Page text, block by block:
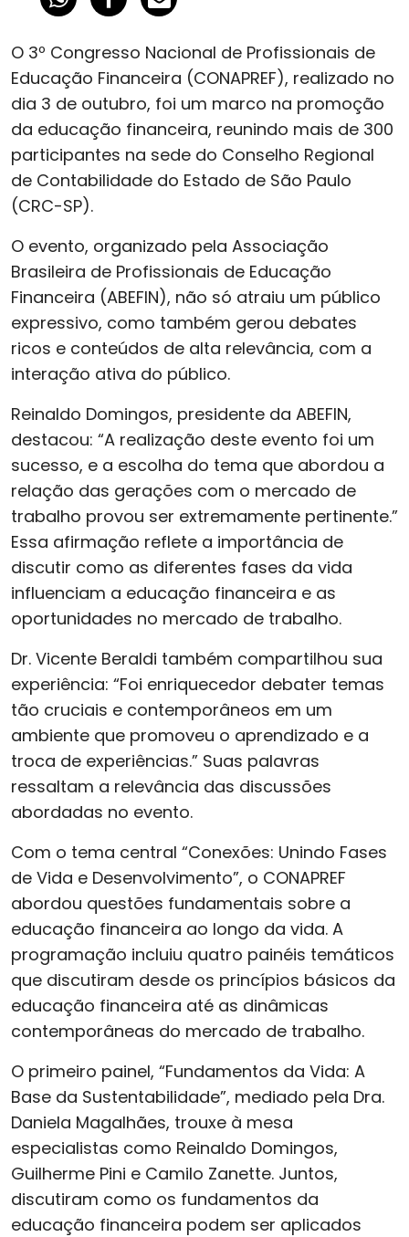
O 3º Congresso Nacional de Profissionais de
Educação Financeira (CONAPREF), realizado no
dia 3 de outubro, foi um marco na promoção
da educação financeira, reunindo mais de 300
participantes na sede do Conselho Regional
de Contabilidade do Estado de São Paulo
(CRC-SP).
O evento, organizado pela Associação
Brasileira de Profissionais de Educação
Financeira (ABEFIN), não só atraiu um público
expressivo, como também gerou debates
ricos e conteúdos de alta relevância, com a
interação ativa do público.
Reinaldo Domingos, presidente da ABEFIN,
destacou: “A realização deste evento foi um
sucesso, e a escolha do tema que abordou a
relação das gerações com o mercado de
trabalho provou ser extremamente pertinente.”
Essa afirmação reflete a importância de
discutir como as diferentes fases da vida
influenciam a educação financeira e as
oportunidades no mercado de trabalho.
Dr. Vicente Beraldi também compartilhou sua
experiência: “Foi enriquecedor debater temas
tão cruciais e contemporâneos em um
ambiente que promoveu o aprendizado e a
troca de experiências.” Suas palavras
ressaltam a relevância das discussões
abordadas no evento.
Com o tema central “Conexões: Unindo Fases
de Vida e Desenvolvimento”, o CONAPREF
abordou questões fundamentais sobre a
educação financeira ao longo da vida. A
programação incluiu quatro painéis temáticos
que discutiram desde os princípios básicos da
educação financeira até as dinâmicas
contemporâneas do mercado de trabalho.
O primeiro painel, “Fundamentos da Vida: A
Base da Sustentabilidade”, mediado pela Dra.
Daniela Magalhães, trouxe à mesa
especialistas como Reinaldo Domingos,
Guilherme Pini e Camilo Zanette. Juntos,
discutiram como os fundamentos da
educação financeira podem ser aplicados